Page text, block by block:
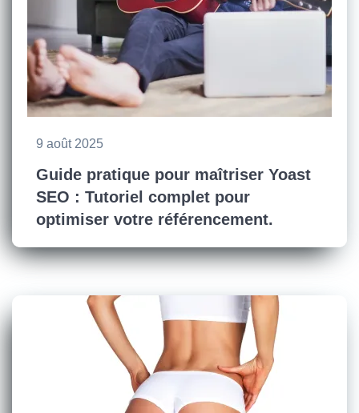
9 août 2025
Guide pratique pour maîtriser Yoast
SEO : Tutoriel complet pour
optimiser votre référencement.